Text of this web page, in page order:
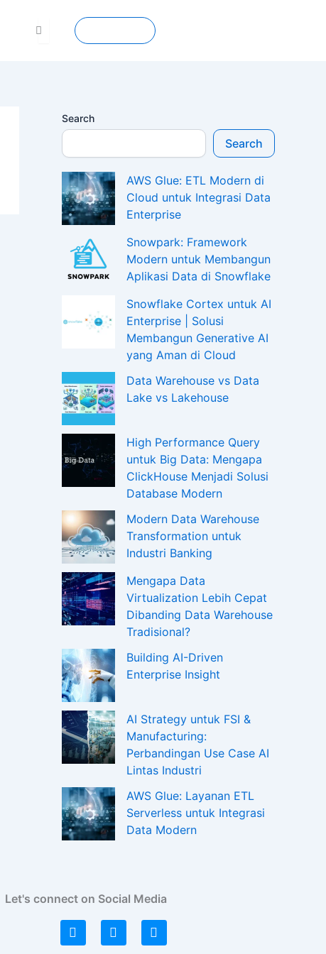
Search
Search
AWS Glue: ETL Modern di
Cloud untuk Integrasi Data
Enterprise
Snowpark: Framework
Modern untuk Membangun
Aplikasi Data di Snowflake
Snowflake Cortex untuk AI
Enterprise | Solusi
Membangun Generative AI
yang Aman di Cloud
Data Warehouse vs Data
Lake vs Lakehouse
High Performance Query
untuk Big Data: Mengapa
ClickHouse Menjadi Solusi
Database Modern
Modern Data Warehouse
Transformation untuk
Industri Banking
Mengapa Data
Virtualization Lebih Cepat
Dibanding Data Warehouse
Tradisional?
Building AI-Driven
Enterprise Insight
AI Strategy untuk FSI &
Manufacturing:
Perbandingan Use Case AI
Lintas Industri
AWS Glue: Layanan ETL
Serverless untuk Integrasi
Data Modern
Let's connect on Social Media
L
i
I
n
F
a